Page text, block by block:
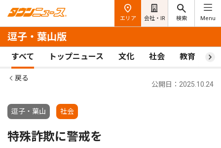
エリア 会社・IR 検索 Menu
逗子・葉山版
すべて トップニュース 文化 社会 教育 ス
戻る
逗子・葉山 社会
公開日：2025.10.24
特殊詐欺に警戒を